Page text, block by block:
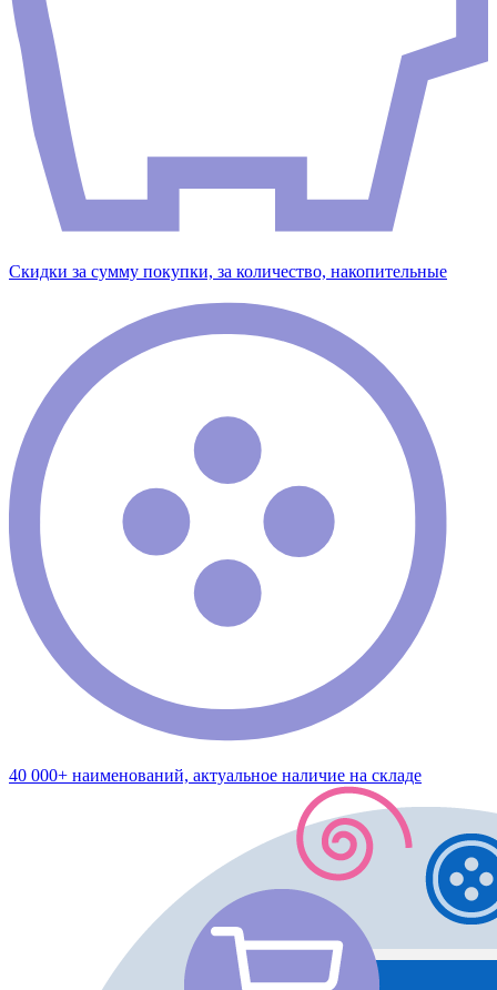
Скидки за сумму покупки, за количество, накопительные
40 000+ наименований, актуальное наличие на складе